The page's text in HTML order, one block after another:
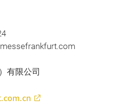
有限公司